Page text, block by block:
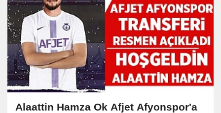
Alaattin Hamza Ok Afjet Afyonspor'a